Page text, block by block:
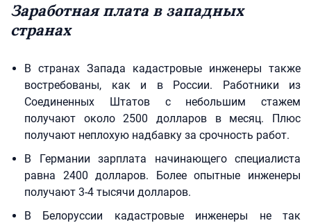
Заработная плата в западных
странах
В странах Запада кадастровые инженеры также
востребованы, как и в России. Работники из
Соединенных Штатов с небольшим стажем
получают около 2500 долларов в месяц. Плюс
получают неплохую надбавку за срочность работ.
В Германии зарплата начинающего специалиста
равна 2400 долларов. Более опытные инженеры
получают 3-4 тысячи долларов.
В Белоруссии кадастровые инженеры не так